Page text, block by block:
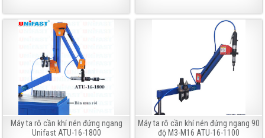
Máy ta rô cần khí nén đứng ngang
Unifast ATU-16-1800
Máy ta rô cần khí nén đứng ngang 90
độ M3-M16 ATU-16-1100